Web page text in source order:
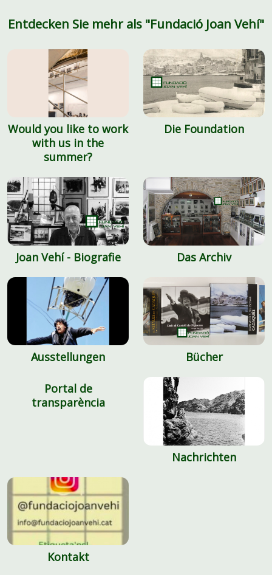
Entdecken Sie mehr als "Fundació Joan Vehí"
Would you like to work
with us in the
summer?
Die Foundation
Joan Vehí - Biografie Das Archiv
Ausstellungen Bücher
Portal de
transparència
Nachrichten
Kontakt